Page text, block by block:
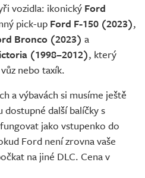
vozidla: ikonickýFord
pick-up Ford F-150 (2023),
Bronco (2023) a
(1998–2012), který
nebo taxík.
a výbavách si musíme ještě
další balíčky s
jako vstupenko do
Ford není zrovna vaše
na jiné DLC. Cena v